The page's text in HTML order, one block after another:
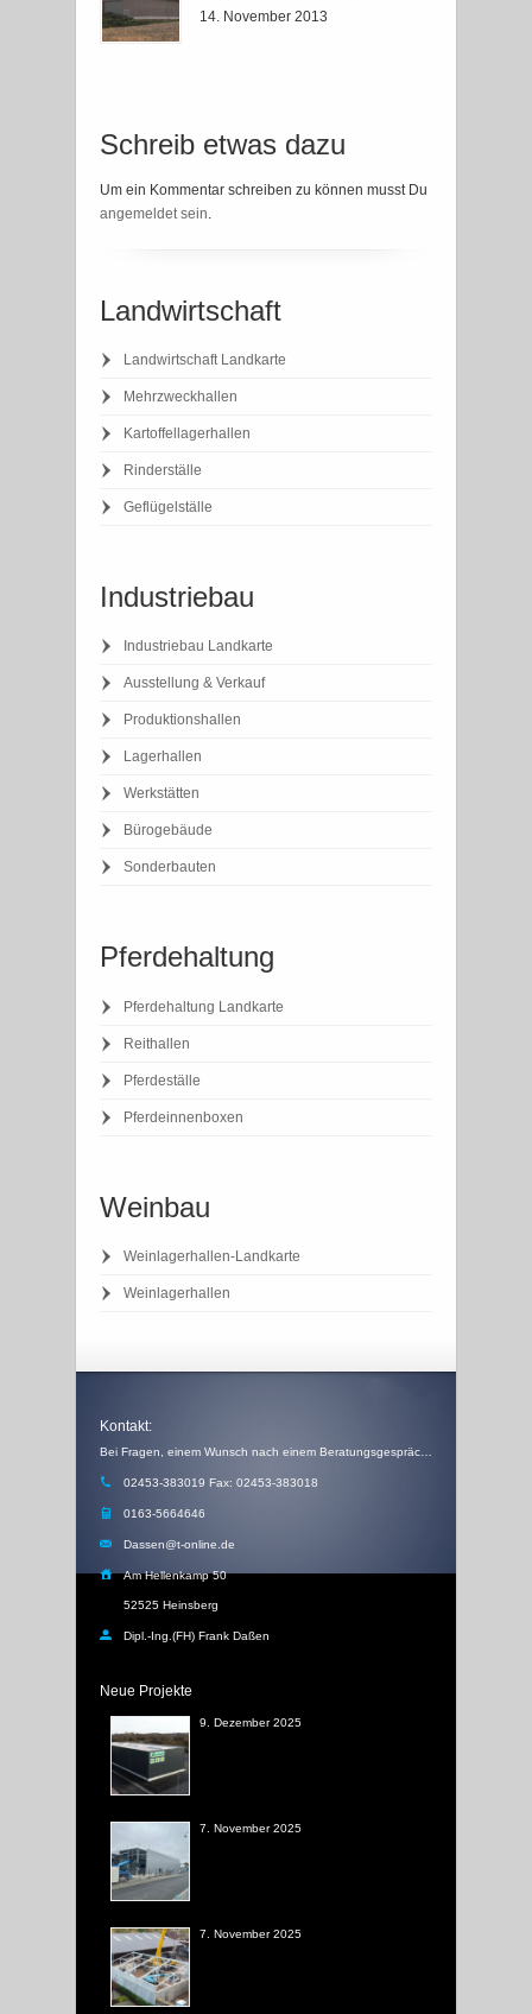
14. November 2013
Schreib etwas dazu
Um ein Kommentar schreiben zu können musst Du
angemeldet sein
Landwirtschaft
Landwirtschaft Landkarte
Mehrzweckhallen
Kartoffellagerhallen
Rinderställe
Geflügelställe
Industriebau
Industriebau Landkarte
Ausstellung & Verkauf
Produktionshallen
Lagerhallen
Werkstätten
Bürogebäude
Sonderbauten
Pferdehaltung
Pferdehaltung Landkarte
Reithallen
Pferdeställe
Pferdeinnenboxen
Weinbau
Weinlagerhallen-Landkarte
Weinlagerhallen
Kontakt:
02453-383019 Fax: 02453-383018
0163-5664646
Dassen@t-online.de
Am Hellenkamp 50
52525 Heinsberg
Dipl.-Ing.(FH) Frank Daßen
Neue Projekte
9. Dezember 2025
7. November 2025
7. November 2025